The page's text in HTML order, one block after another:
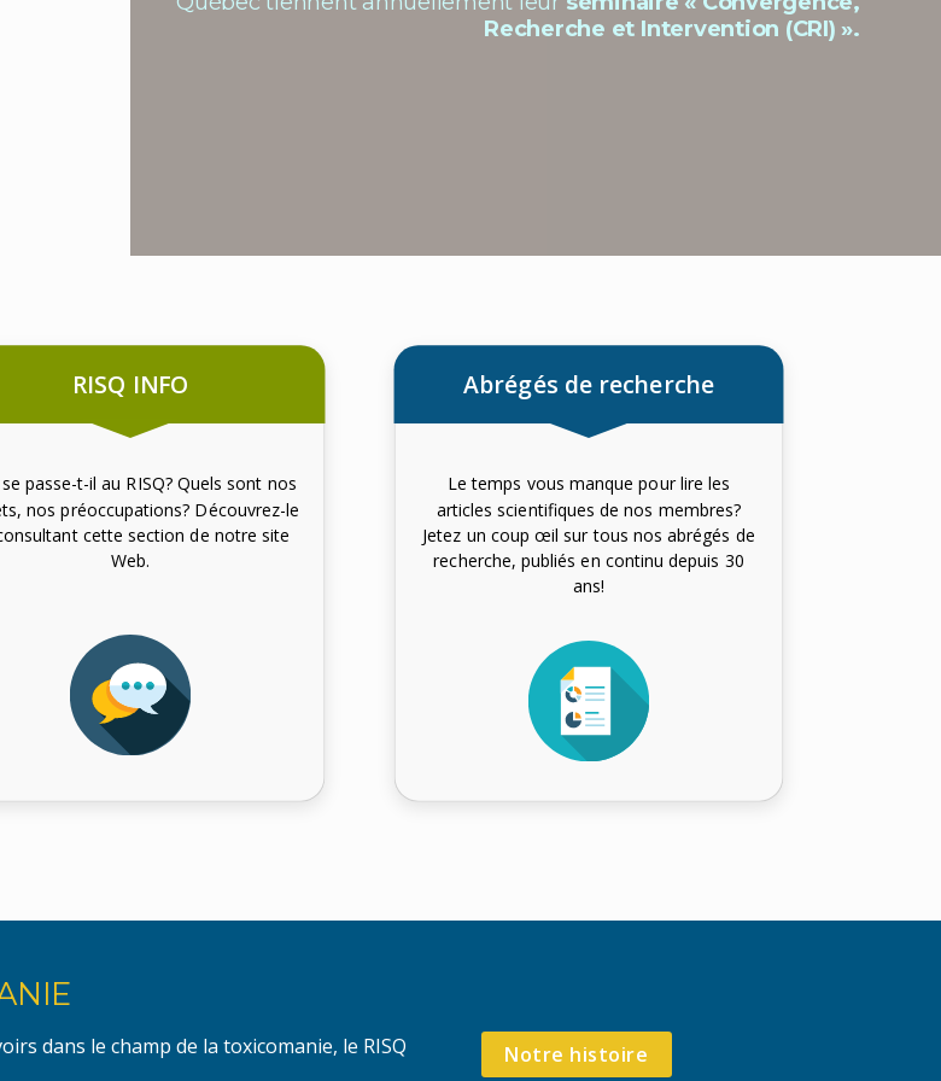
Recherche et Intervention (CRI) ».
RISQ INFO
passe-t-il au RISQ? Quels sont nos
nos préoccupations? Découvrez-le
cette section de notre site
Web.
Abrégés de recherche
Le temps vous manque pour lire les
articles scientifiques de nos membres?
Jetez un coup œil sur tous nos abrégés de
recherche, publiés en continu depuis 30
ans!
dans le champ de la toxicomanie, le RISQ
Notre histoire